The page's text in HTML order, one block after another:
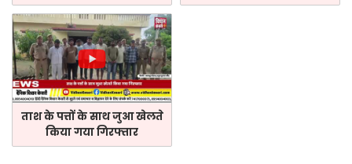
ताश के पत्तों के साथ जुआ खेलते
किया गया गिरफ्तार